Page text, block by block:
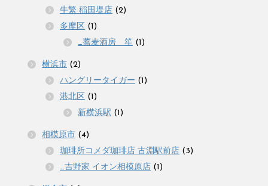
牛繁 稲田堤店 (2)
多摩区 (1)
_蕎麦酒房 笙 (1)
横浜市 (2)
ハングリータイガー (1)
港北区 (1)
新横浜駅 (1)
相模原市 (4)
珈琲所コメダ珈琲店 古淵駅前店 (3)
_吉野家 イオン相模原店 (1)